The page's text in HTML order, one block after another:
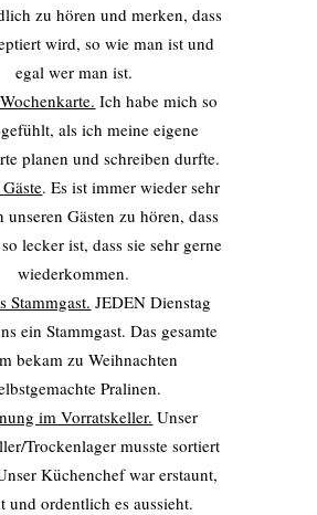
zu hören und merken, dass
wird, so wie man ist und
egal wer man ist.
Ich habe mich so
als ich meine eigene
planen und schreiben durfte.
. Es ist immer wieder sehr
unseren Gästen zu hören, dass
lecker ist, dass sie sehr gerne
wiederkommen.
Stammgast. JEDEN Dienstag
ein Stammgast. Das gesamte
bekam zu Weihnachten
Pralinen.
im Vorratskeller. Unser
Trockenlager musste sortiert
Küchenchef war erstaunt,
und ordentlich es aussieht.